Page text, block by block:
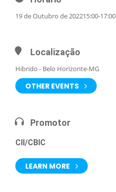
19 de Outubro de 202215:00-17:00
Localização
Hibrido - Belo Horizonte-MG
OTHER EVENTS
Promotor
CII/CBIC
LEARN MORE